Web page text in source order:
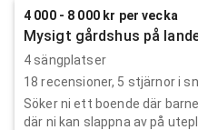
4 000 - 8 000 kr per vecka
Mysigt gårdshus på
4 sängplatser
18 recensioner, 5 stjärnor i
Söker ni ett boende där
där ni kan slappna av på